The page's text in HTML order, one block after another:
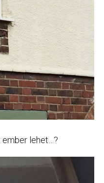
lehet…?